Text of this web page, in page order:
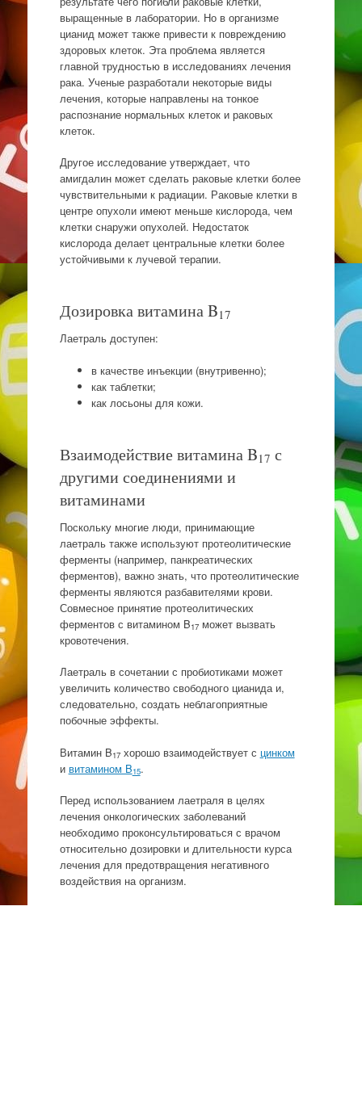
выращенные в лаборатории. Но в организме
цианид может также привести к повреждению
здоровых клеток. Эта проблема является
главной трудностью в исследованиях лечения
рака. Ученые разработали некоторые виды
лечения, которые направлены на тонкое
распознание нормальных клеток и раковых
клеток.
Другое исследование утверждает, что
амигдалин может сделать раковые клетки более
чувствительными к радиации. Раковые клетки в
центре опухоли имеют меньше кислорода, чем
клетки снаружи опухолей. Недостаток
кислорода делает центральные клетки более
устойчивыми к лучевой терапии.
Дозировка витамина B17
Лаетраль доступен:
в качестве инъекции (внутривенно);
как таблетки;
как лосьоны для кожи.
Взаимодействие витамина B17 с
другими соединениями и
витаминами
Поскольку многие люди, принимающие
лаетраль также используют протеолитические
ферменты (например, панкреатических
ферментов), важно знать, что протеолитические
ферменты являются разбавителями крови.
Совмесное принятие протеолитических
ферментов с витамином B17может вызвать
кровотечения.
Лаетраль в сочетании с пробиотиками может
увеличить количество свободного цианида и,
следовательно, создать неблагоприятные
побочные эффекты.
Витамин B17хорошо взаимодействует с цинком
и витамином B15.
Перед использованием лаетраля в целях
лечения онкологических заболеваний
необходимо проконсультироваться с врачом
относительно дозировки и длительности курса
лечения для предотвращения негативного
воздействия на организм.